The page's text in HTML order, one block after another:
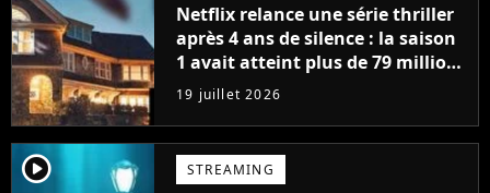
Netflix relance une série thriller
après 4 ans de silence : la saison
1 avait atteint plus de 79 millions
de vues
19 juillet 2026
player2 STREAMING